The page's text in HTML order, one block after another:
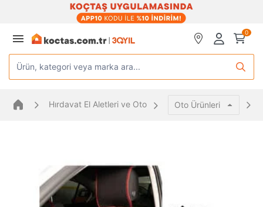
0
Ürün, kategori veya marka ara...
Hırdavat El Aletleri ve Oto Oto Ürünleri